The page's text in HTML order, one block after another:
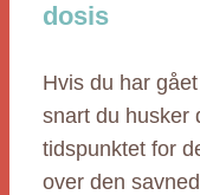
dosis
Hvis du har
snart du husker
tidspunktet for
over den